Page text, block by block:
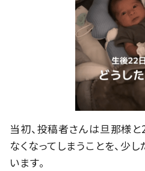
当初、投稿者さんは旦那様
なくなってしまうことを、少
います。